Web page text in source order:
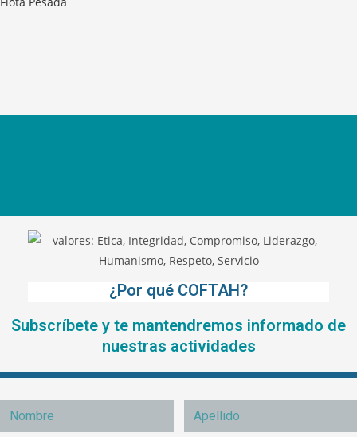
¿Por qué COFTAH?
Subscríbete y te mantendremos informado de
nuestras actividades